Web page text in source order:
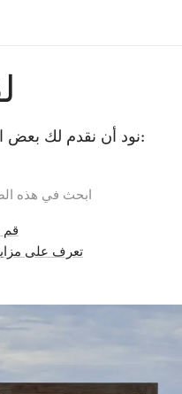
نود أن نقدم لك بعض البدائل بينما نقوم بإصلاح الخطأ:
ابحث في هذه
قم
تعرف على مزايا